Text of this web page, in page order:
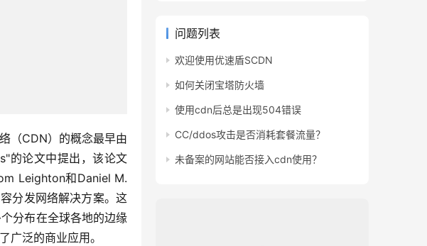
（CDN）的概念最早由
的论文中提出，该论文
Leighton和Daniel M.
分发网络解决方案。这
分布在全球各地的边缘
广泛的商业应用。
问题列表
欢迎使用优速盾SCDN
如何关闭宝塔防火墙
使用cdn后总是出现504错误
CC/ddos攻击是否消耗套餐流量？
未备案的网站能否接入cdn使用？